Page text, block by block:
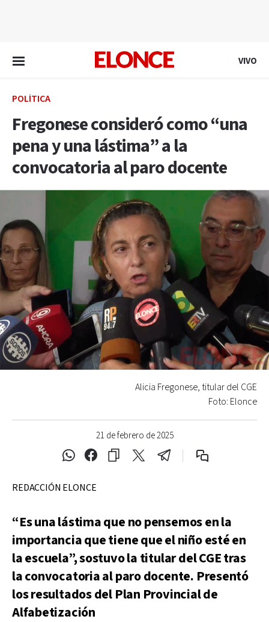
VIVO
POLÍTICA
Fregonese consideró como “una
pena y una lástima” a la
convocatoria al paro docente
21 de febrero de 2025
Alicia Fregonese, titular del CGE
Foto: Elonce
REDACCIÓN ELONCE
“Es una lástima que no pensemos en la
importancia que tiene que el niño esté en
la escuela”, sostuvo la titular del CGE tras
la convocatoria al paro docente. Presentó
los resultados del Plan Provincial de
Alfabetización